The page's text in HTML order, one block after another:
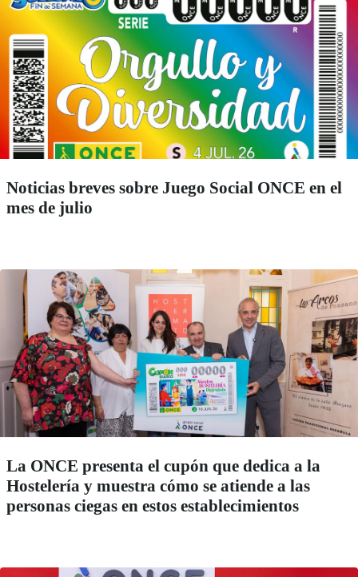
Noticias breves sobre Juego Social ONCE en el
mes de julio
La ONCE presenta el cupón que dedica a la
Hostelería y muestra cómo se atiende a las
personas ciegas en estos establecimientos